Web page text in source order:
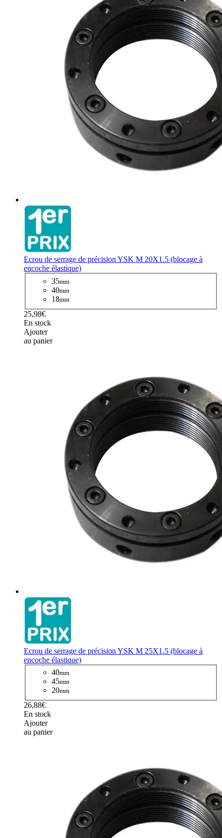
Ecrou de serrage de précision YSK M 20X1.5 (blocage à
encoche élastique)
35mm
40mm
18mm
25,98€
En stock
Ajouter
au panier
Ecrou de serrage de précision YSK M 25X1.5 (blocage à
encoche élastique)
40mm
45mm
20mm
26,88€
En stock
Ajouter
au panier